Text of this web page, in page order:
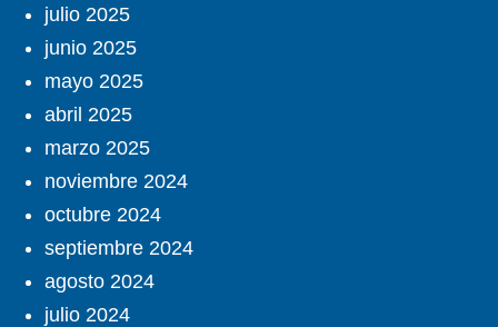
julio 2025
junio 2025
mayo 2025
abril 2025
marzo 2025
noviembre 2024
octubre 2024
septiembre 2024
agosto 2024
julio 2024